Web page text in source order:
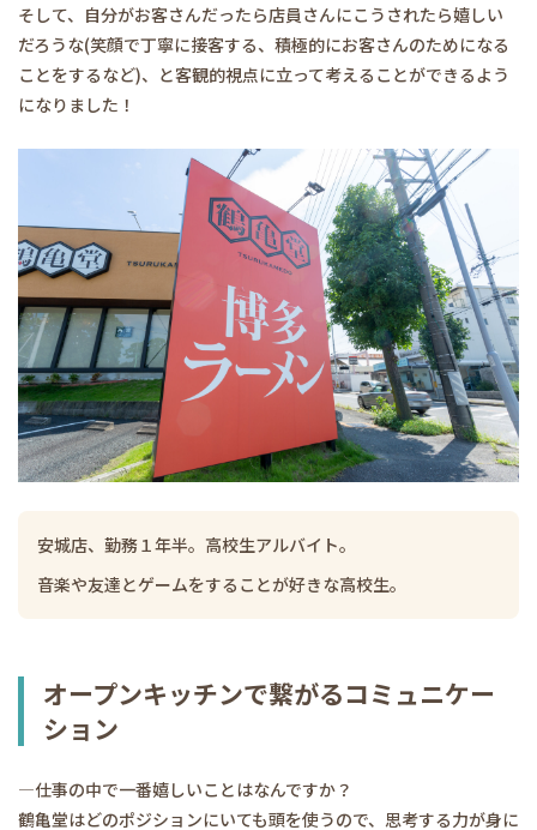
そして、自分がお客さんだったら店員さんにこうされたら嬉しい
だろうな(笑顔で丁寧に接客する、積極的にお客さんのためになる
ことをするなど)、と客観的視点に立って考えることができるよう
になりました！
安城店、勤務１年半。高校生アルバイト。
音楽や友達とゲームをすることが好きな高校生。
オープンキッチンで繋がるコミュニケー
ション
―仕事の中で一番嬉しいことはなんですか？
鶴亀堂はどのポジションにいても頭を使うので、思考する力が身に